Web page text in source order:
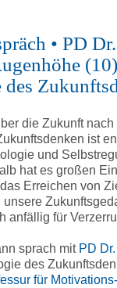
• PD
die Zukunft nach
ist
und
hat es großen
Erreichen von
anfällig für
sprach mitPD Dr.
des
für